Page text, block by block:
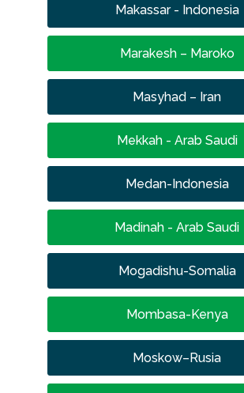
Makassar - Indonesia
Marakesh – Maroko
Masyhad – Iran
Mekkah - Arab Saudi
Medan-Indonesia
Madinah - Arab Saudi
Mogadishu-Somalia
Mombasa-Kenya
Moskow–Rusia